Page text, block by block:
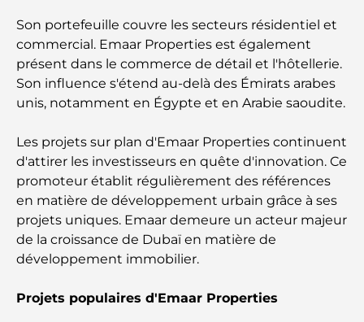
Clubs de plage de Palm Jumeirah : Guide complet
Restaurants italiens du centre-ville de Dubaï : un
avant-goût d'Italie au cœur de la ville
Les 7 meilleures salles de sport de Dubai Hills : le
summum du fitness
Le guide ultime des restaurants gastronomiques
de Palm Jumeirah
Découvrez les meilleurs petits-déjeuners de
Son portefeuille couvre les secteurs résidentiel et
commercial. Emaar Properties est également
présent dans le commerce de détail et l'hôtellerie.
Son influence s'étend au-delà des Émirats arabes
unis, notamment en Égypte et en Arabie saoudite.
Les projets sur plan d'Emaar Properties continuent
d'attirer les investisseurs en quête d'innovation. Ce
promoteur établit régulièrement des références
en matière de développement urbain grâce à ses
projets uniques. Emaar demeure un acteur majeur
de la croissance de Dubaï en matière de
développement immobilier.
Projets populaires d'Emaar Properties